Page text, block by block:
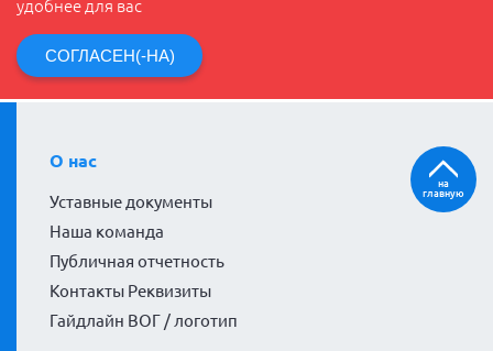
удобнее для вас
СОГЛАСЕН(-НА)
О нас
Уставные документы
Наша команда
Публичная отчетность
Контакты Реквизиты
Гайдлайн ВОГ / логотип
на
главную